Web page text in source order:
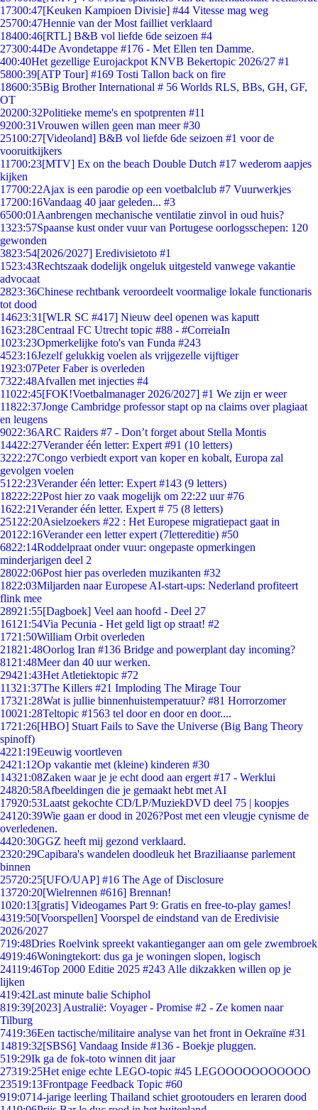
17300:47[Keuken Kampioen Divisie] #44 Vitesse mag weg
25700:47Hennie van der Most failliet verklaard
18400:46[RTL] B&B vol liefde 6de seizoen #4
27300:44De Avondetappe #176 - Met Ellen ten Damme.
400:40Het gezellige Eurojackpot KNVB Bekertopic 2026/27 #1
5800:39[ATP Tour] #169 Tosti Tallon back on fire
18600:35Big Brother International # 56 Worlds RLS, BBs, GH, GF,
OT
20200:32Politieke meme's en spotprenten #11
9200:31Vrouwen willen geen man meer #30
25100:27[Videoland] B&B vol liefde 6de seizoen #1 voor de
vooruitkijkers
11700:23[MTV] Ex on the beach Double Dutch #17 wederom aapjes
kijken
17700:22Ajax is een parodie op een voetbalclub #7 Vuurwerkjes
17200:16Vandaag 40 jaar geleden... #3
6500:01 Aanbrengen mechanische ventilatie zinvol in oud huis?
1323:57Spaanse kust onder vuur van Portugese oorlogsschepen: 120
gewonden
3823:54[2026/2027] Eredivisietoto #1
1523:43Rechtszaak dodelijk ongeluk uitgesteld vanwege vakantie
advocaat
2823:36Chinese rechtbank veroordeelt voormalige lokale functionaris
tot dood
14623:31 [WLR SC #417] Nieuw deel openen was kaputt
1623:28Centraal FC Utrecht topic #88 - #CorreiaIn
1023:23Opmerkelijke foto's van Funda #243
4523:16Jezelf gelukkig voelen als vrijgezelle vijftiger
1923:07Peter Faber is overleden
7322:48Afvallen met injecties #4
11022:45[FOK!Voetbalmanager 2026/2027] #1 We zijn er weer
11822:37Jonge Cambridge professor stapt op na claims over plagiaat
en leugens
9022:36ARC Raiders #7 - Don’t forget about Stella Montis
14422:27Verander één letter: Expert #91 (10 letters)
3222:27Congo verbiedt export van koper en kobalt, Europa zal
gevolgen voelen
51 22:23Verander één letter: Expert #143 (9 letters)
18222:22Post hier zo vaak mogelijk om 22:22 uur #76
1622:21Verander één letter. Expert # 75 (8 letters)
251 22:20Asielzoekers #22 : Het Europese migratiepact gaat in
201 22:16Verander een letter expert (7lettereditie) #50
6822:14Roddelpraat onder vuur: ongepaste opmerkingen
minderjarigen deel 2
28022:06Post hier pas overleden muzikanten #32
1822:03Miljarden naar Europese AI-start-ups: Nederland profiteert
flink mee
28921:55[Dagboek] Veel aan hoofd - Deel 27
161 21:54Via Pecunia - Het geld ligt op straat! #2
1721:50William Orbit overleden
21821:48Oorlog Iran #136 Bridge and powerplant day incoming?
81 21:48Meer dan 40 uur werken.
29421:43Het Atletiektopic #72
11321:37The Killers #21 Imploding The Mirage Tour
17321:28Wat is jullie binnenhuistemperatuur? #81 Horrorzomer
10021:28Teltopic #1563 tel door en door en door....
1721:26[HBO] Stuart Fails to Save the Universe (Big Bang Theory
spinoff)
4221:19Eeuwig voortleven
2421:12Op vakantie met (kleine) kinderen #30
14321:08Zaken waar je je echt dood aan ergert #17 - Werklui
24820:58Afbeeldingen die je gemaakt hebt met AI
17920:53Laatst gekochte CD/LP/MuziekDVD deel 75 | koopjes
241 20:39Wie gaan er dood in 2026?Post met een vleugje cynisme de
overledenen.
4420:30GGZ heeft mij gezond verklaard.
2320:29Capibara's wandelen doodleuk het Braziliaanse parlement
binnen
25720:25[UFO/UAP] #16 The Age of Disclosure
13720:20[Wielrennen #616] Brennan!
1020:13[gratis] Videogames Part 9: Gratis en free-to-play games!
4319:50[Voorspellen] Voorspel de eindstand van de Eredivisie
2026/2027
719:48Dries Roelvink spreekt vakantieganger aan om gele zwembroek
4919:46Woningtekort: dus ga je woningen slopen, logisch
24119:46Top 2000 Editie 2025 #243 Alle dikzakken willen op je
lijken
419:42Last minute balie Schiphol
819:39[2023] Australië: Voyager - Promise #2 - Ze komen naar
Tilburg
7419:36Een tactische/militaire analyse van het front in Oekraïne #31
14819:32[SBS6] Vandaag Inside #136 - Boekje pluggen.
519:29Ik ga de fok-toto winnen dit jaar
27319:25Het enige echte LEGO-topic #45 LEGOOOOOOOOOOO
23519:13Frontpage Feedback Topic #60
919:0714-jarige leerling Thailand schiet grootouders en leraren dood